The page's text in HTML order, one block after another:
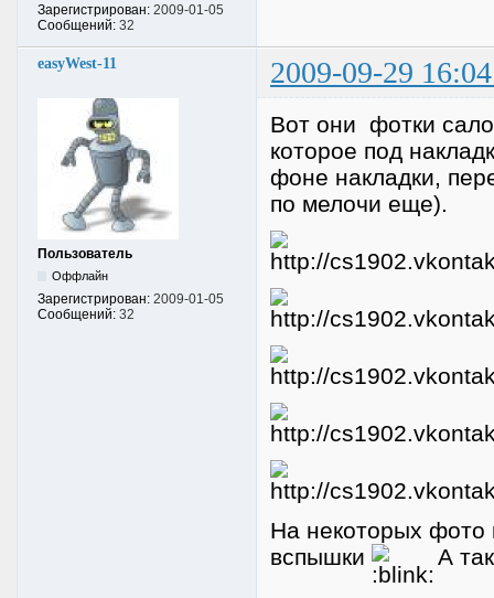
Зарегистрирован: 2009-01-05
Сообщений: 32
easyWest-11 2009-09-29
Пользователь
Оффлайн
Зарегистрирован: 2009-01-05
Сообщений: 32
Вот они фотки
которое под
фоне накладки,
по мелочи еще).
На некоторых фото
вспышки
А